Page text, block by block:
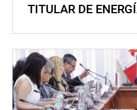
TITULAR DE